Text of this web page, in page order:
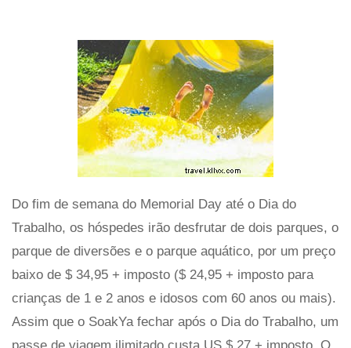
Do fim de semana do Memorial Day até o Dia do
Trabalho, os hóspedes irão desfrutar de dois parques, o
parque de diversões e o parque aquático, por um preço
baixo de $ 34,95 + imposto ($ 24,95 + imposto para
crianças de 1 e 2 anos e idosos com 60 anos ou mais).
Assim que o SoakYa fechar após o Dia do Trabalho, um